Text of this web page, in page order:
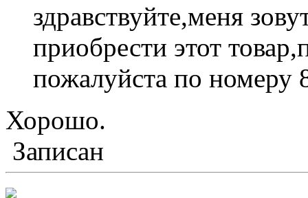
здравствуйте,меня
приобрести этот
пожалуйста по номеру
Хорошо.
Записан